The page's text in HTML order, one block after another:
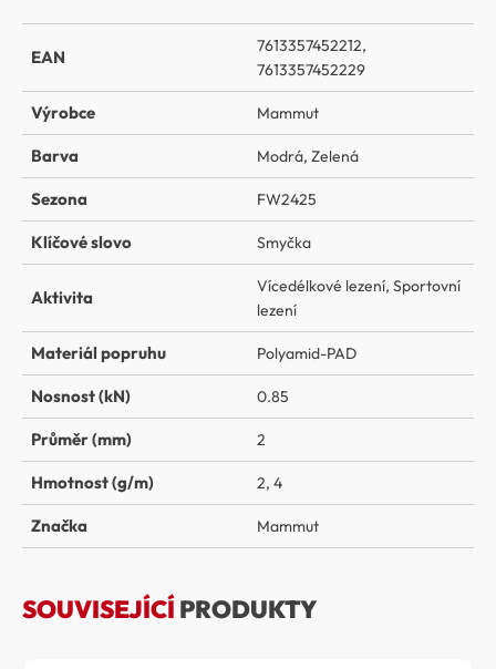
EAN
7613357452212,
7613357452229
Výrobce Mammut
Barva Modrá, Zelená
Sezona FW2425
Klíčové slovo Smyčka
Aktivita
Vícedélkové lezení, Sportovní
lezení
Materiál popruhu Polyamid-PAD
Nosnost (kN) 0.85
Průměr (mm) 2
Hmotnost (g/m) 2, 4
Značka Mammut
SOUVISEJÍCÍ PRODUKTY